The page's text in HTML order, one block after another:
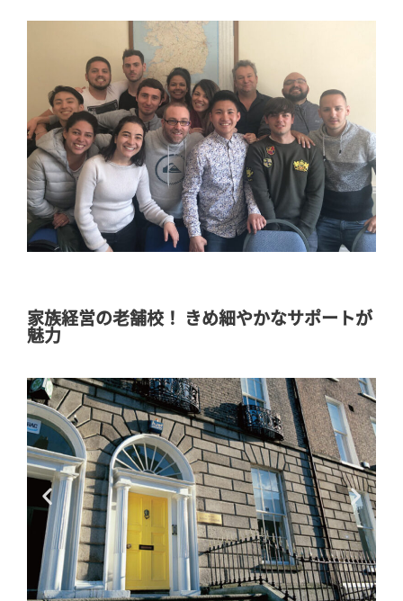
家族経営の老舗校！ きめ細やかなサポートが
魅力